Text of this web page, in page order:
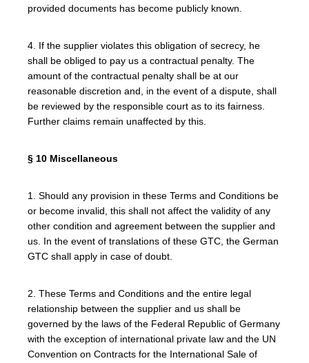
provided documents has become publicly known.
4. If the supplier violates this obligation of secrecy, he
shall be obliged to pay us a contractual penalty. The
amount of the contractual penalty shall be at our
reasonable discretion and, in the event of a dispute, shall
be reviewed by the responsible court as to its fairness.
Further claims remain unaffected by this.
§ 10 Miscellaneous
1. Should any provision in these Terms and Conditions be
or become invalid, this shall not affect the validity of any
other condition and agreement between the supplier and
us. In the event of translations of these GTC, the German
GTC shall apply in case of doubt.
2. These Terms and Conditions and the entire legal
relationship between the supplier and us shall be
governed by the laws of the Federal Republic of Germany
with the exception of international private law and the UN
Convention on Contracts for the International Sale of